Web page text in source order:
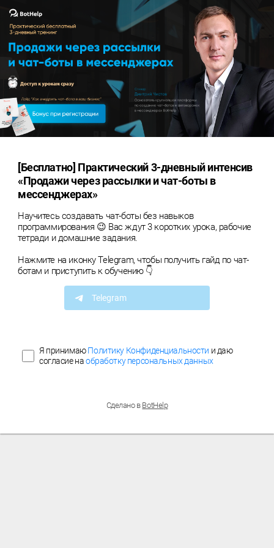
[Бесплатно] Практический 3-дневный интенсив
«Продажи через рассылки и чат-боты в
мессенджерах»
Научитесь создавать чат-боты без навыков
программирования 😉 Вас ждут 3 коротких урока, рабочие
тетради и домашние задания.
Нажмите на иконку Telegram, чтобы получить гайд по чат-
ботам и приступить к обучению 👇
Telegram
Я принимаюПолитику Конфиденциальности и даю
согласие наобработку персональных данных
Сделано в BotHelp